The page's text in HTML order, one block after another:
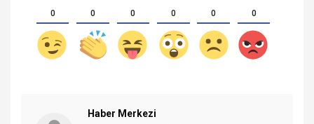
0 0 0 0 0 0
Haber Merkezi